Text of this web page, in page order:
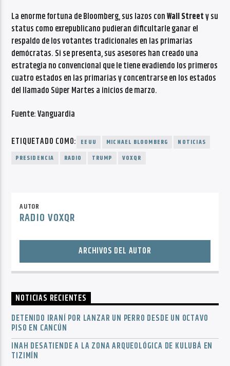
La enorme fortuna de Bloomberg, sus lazos conWall Streety su
status como exrepublicano pudieran dificultarle ganar el
respaldo de los votantes tradicionales en las primarias
demócratas. Si se presenta, sus asesores han creado una
estrategia no convencional que le tiene evadiendo los primeros
cuatro estados en las primarias y concentrarse en los estados
del llamado Súper Martes a inicios de marzo.
Fuente: Vanguardia
ETIQUETADO COMO: EEUU MICHAEL BLOOMBERG
NOTICIAS
PRESIDENCIA
RADIO TRUMP VOXQR
AUTOR
RADIO VOXQR
ARCHIVOS DEL AUTOR
NOTICIAS RECIENTES
DETENIDO IRANÍ POR LANZAR UN PERRO DESDE UN OCTAVO
PISO EN CANCÚN
INAH DESATIENDE A LA ZONA ARQUEOLÓGICA DE KULUBÁ EN
TIZIMÍN